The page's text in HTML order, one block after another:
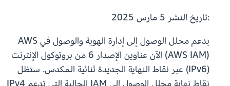
:تاريخ النشر
يدعم محلل الوصول إلى إدارة الهوية والوصول في AWS
(AWS IAM) الآن عناوين الإصدار 6 من بروتوكول الإنترنت
(IPv6) عبر نقاط النهاية الجديدة ثنائية المكدس. ستظل